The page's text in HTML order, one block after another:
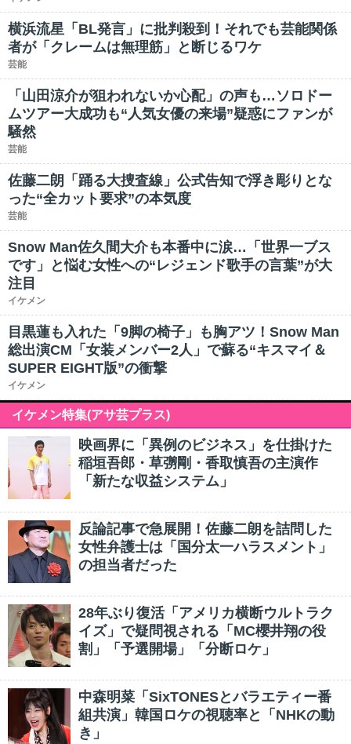
横浜流星「BL発言」に批判殺到！それでも芸能関係
者が「クレームは無理筋」と断じるワケ
芸能
「山田涼介が狙われないか心配」の声も…ソロドー
ムツアー大成功も“人気女優の来場”疑惑にファンが
騒然
芸能
佐藤二朗「踊る大捜査線」公式告知で浮き彫りとな
った“全カット要求”の本気度
芸能
Snow Man佐久間大介も本番中に涙…「世界一ブス
です」と悩む女性への“レジェンド歌手の言葉”が大
注目
イケメン
目黒蓮も入れた「9脚の椅子」も胸アツ！Snow Man
総出演CM「女装メンバー2人」で蘇る“キスマイ＆
SUPER EIGHT版”の衝撃
イケメン
イケメン特集(アサ芸プラス)
映画界に「異例のビジネス」を仕掛けた
稲垣吾郎・草彅剛・香取慎吾の主演作
「新たな収益システム」
反論記事で急展開！佐藤二朗を詰問した
女性弁護士は「国分太一ハラスメント」
の担当者だった
28年ぶり復活「アメリカ横断ウルトラク
イズ」で疑問視される「MC櫻井翔の役
割」「予選開場」「分断ロケ」
中森明菜「SixTONESとバラエティー番
組共演」韓国ロケの視聴率と「NHKの動
き」